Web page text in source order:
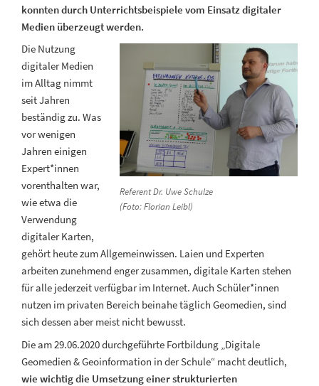
konnten durch Unterrichtsbeispiele vom Einsatz digitaler
Medien überzeugt werden.
Referent Dr. Uwe Schulze
(Foto: Florian Leibl)
Die Nutzung
digitaler Medien
im Alltag nimmt
seit Jahren
beständig zu. Was
vor wenigen
Jahren einigen
Expert*innen
vorenthalten war,
wie etwa die
Verwendung
digitaler Karten,
gehört heute zum Allgemeinwissen. Laien und Experten
arbeiten zunehmend enger zusammen, digitale Karten stehen
für alle jederzeit verfügbar im Internet. Auch Schüler*innen
nutzen im privaten Bereich beinahe täglich Geomedien, sind
sich dessen aber meist nicht bewusst.
Die am 29.06.2020 durchgeführte Fortbildung „Digitale
Geomedien & Geoinformation in der Schule“ macht deutlich,
wie wichtig die Umsetzung einer strukturierten